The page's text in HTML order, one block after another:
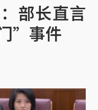
部长直言
”事件